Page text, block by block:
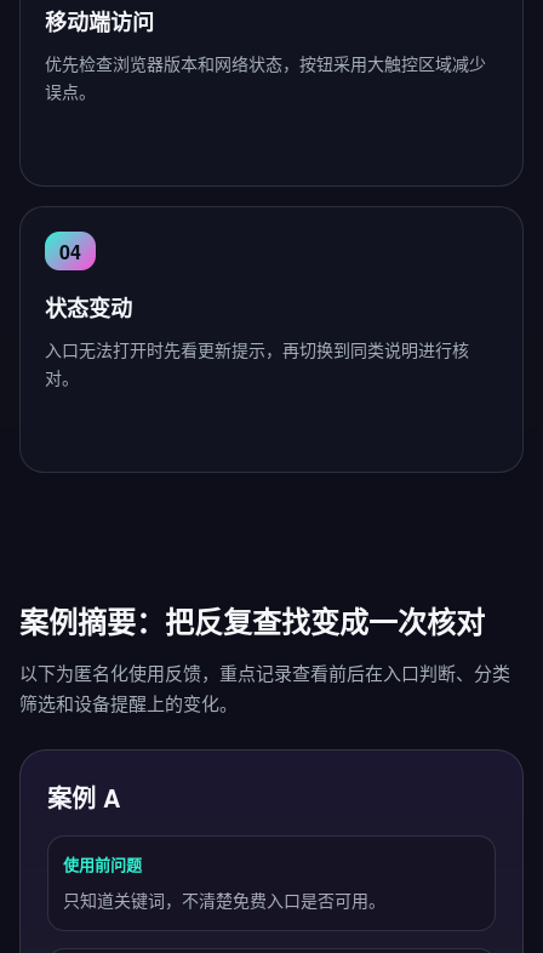
移动端访问
优先检查浏览器版本和网络状态，按钮采用大触控区域减少
误点。
状态变动
入口无法打开时先看更新提示，再切换到同类说明进行核
对。
案例摘要：把反复查找变成一次核对
以下为匿名化使用反馈，重点记录查看前后在入口判断、分类
筛选和设备提醒上的变化。
案例 A
使用前问题
只知道关键词，不清楚免费入口是否可用。